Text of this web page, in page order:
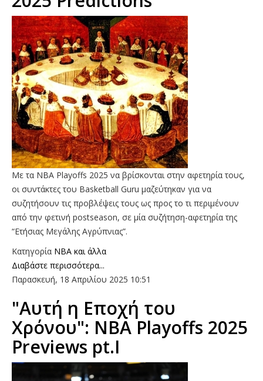
Με τα NBA Playoffs 2025 να βρίσκονται στην αφετηρία τους,
οι συντάκτες του Basketball Guru μαζεύτηκαν για να
συζητήσουν τις προβλέψεις τους ως προς το τι περιμένουν
από την φετινή postseason, σε μία συζήτηση-αφετηρία της
“Ετήσιας Μεγάλης Αγρύπνιας”.
Κατηγορία NBA και άλλα
Διαβάστε περισσότερα...
Παρασκευή, 18 Απριλίου 2025 10:51
"Αυτή η Εποχή του
Χρόνου": NBA Playoffs 2025
Previews pt.I